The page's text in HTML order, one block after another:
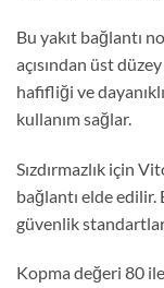
Bu yakıt bağlantı
açısından üst
hafifliği ve
kullanım sağlar.
Sızdırmazlık için
bağlantı elde edilir.
güvenlik
Kopma değeri 80